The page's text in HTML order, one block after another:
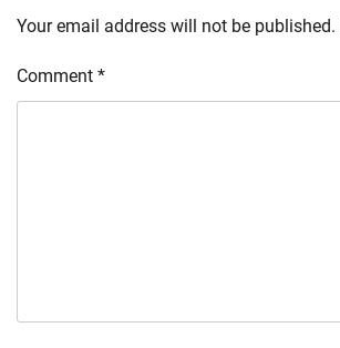
Your email address will not be published.
Comment *